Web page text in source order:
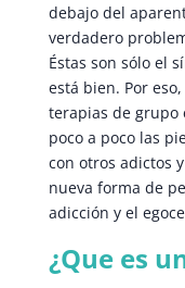
debajo del
verdadero
Éstas son sólo el
está bien. Por
terapias de grupo
poco a poco las
con otros adictos
nueva forma de
adicción y el
¿Que es